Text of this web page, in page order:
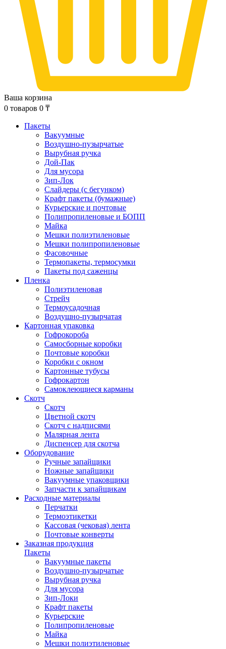
Ваша корзина
0 товаров 0 ₸
Пакеты
Вакуумные
Воздушно-пузырчатые
Вырубная ручка
Дой-Пак
Для мусора
Зип-Лок
Слайдеры (с бегунком)
Крафт пакеты (бумажные)
Курьерские и почтовые
Полипропиленовые и БОПП
Майка
Мешки полиэтиленовые
Мешки полипропиленовые
Фасовочные
Термопакеты, термосумки
Пакеты под саженцы
Пленка
Полиэтиленовая
Стрейч
Термоусадочная
Воздушно-пузырчатая
Картонная упаковка
Гофрокороба
Самосборные коробки
Почтовые коробки
Коробки с окном
Картонные тубусы
Гофрокартон
Самоклеющиеся карманы
Скотч
Скотч
Цветной скотч
Скотч с надписями
Малярная лента
Диспенсер для скотча
Оборудование
Ручные запайщики
Ножные запайщики
Вакуумные упаковщики
Запчасти к запайщикам
Расходные материалы
Перчатки
Термоэтикетки
Кассовая (чековая) лента
Почтовые конверты
Заказная продукция
Пакеты
Вакуумные пакеты
Воздушно-пузырчатые
Вырубная ручка
Для мусора
Зип-Локи
Крафт пакеты
Курьерские
Полипропиленовые
Майка
Мешки полиэтиленовые